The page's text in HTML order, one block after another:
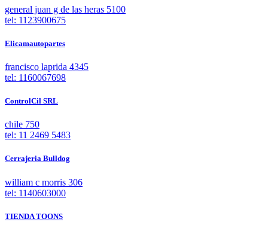
general juan g de las heras 5100
tel: 1123900675
Elicamautopartes
francisco laprida 4345
tel: 1160067698
ControlCil SRL
chile 750
tel: 11 2469 5483
Cerrajeria Bulldog
william c morris 306
tel: 1140603000
TIENDA TOONS